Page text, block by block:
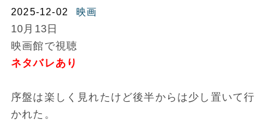
2025-12-02 映画
10月13日
映画館で視聴
ネタバレあり
序盤は楽しく見れたけど後半からは少し置いて行
かれた。